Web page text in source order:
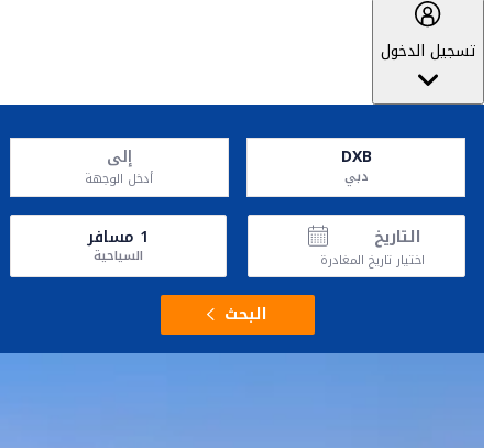
تسجيل الدخول
DXB
دبي
إلى
أدخل الوجهة
التاريخ
اختيار تاريخ المغادرة
1 مسافر
السياحية
البحث